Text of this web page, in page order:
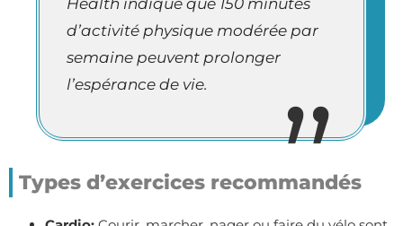
Health indique que 150 minutes
d’activité physique modérée par
semaine peuvent prolonger
l’espérance de vie.
Types d’exercices recommandés